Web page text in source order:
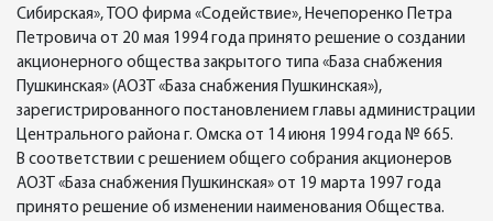
Сибирская», ТОО фирма «Содействие», Нечепоренко Петра
Петровича от 20 мая 1994 года принято решение о создании
акционерного общества закрытого типа «База снабжения
Пушкинская» (АОЗТ «База снабжения Пушкинская»),
зарегистрированного постановлением главы администрации
Центрального района г. Омска от 14 июня 1994 года № 665.
В соответствии с решением общего собрания акционеров
АОЗТ «База снабжения Пушкинская» от 19 марта 1997 года
принято решение об изменении наименования Общества.